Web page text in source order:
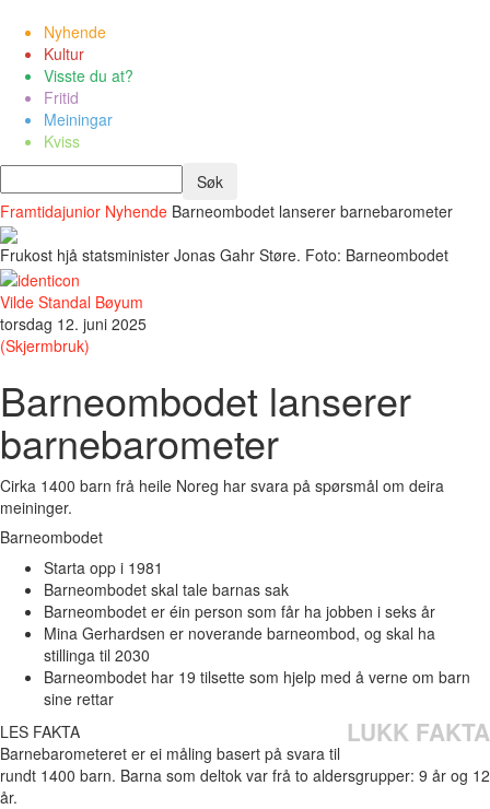
Nyhende
Kultur
Visste du at?
Fritid
Meiningar
Kviss
Framtidajunior Nyhende Barneombodet lanserer barnebarometer
Frukost hjå statsminister Jonas Gahr Støre. Foto: Barneombodet
Vilde Standal Bøyum
torsdag 12. juni 2025
(Skjermbruk)
Barneombodet lanserer
barnebarometer
Cirka 1400 barn frå heile Noreg har svara på spørsmål om deira
meininger.
Barneombodet
Starta opp i 1981
Barneombodet skal tale barnas sak
Barneombodet er éin person som får ha jobben i seks år
Mina Gerhardsen er noverande barneombod, og skal ha
stillinga til 2030
Barneombodet har 19 tilsette som hjelp med å verne om barn
sine rettar
LES FAKTA
LUKK FAKTA
Barnebarometeret er ei måling basert på svara til
rundt 1400 barn. Barna som deltok var frå to aldersgrupper: 9 år og 12
år.